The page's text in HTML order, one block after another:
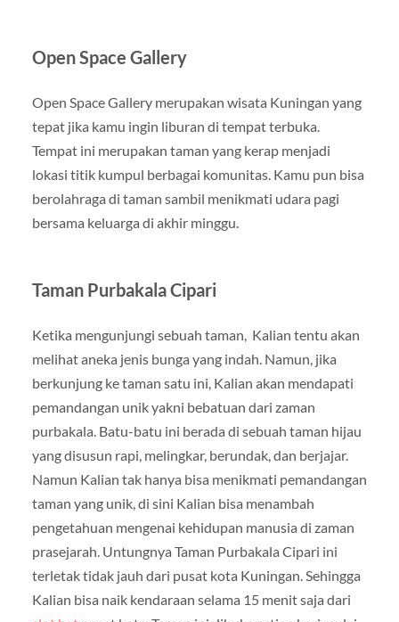
Open Space Gallery
Open Space Gallery merupakan wisata Kuningan yang
tepat jika kamu ingin liburan di tempat terbuka.
Tempat ini merupakan taman yang kerap menjadi
lokasi titik kumpul berbagai komunitas. Kamu pun bisa
berolahraga di taman sambil menikmati udara pagi
bersama keluarga di akhir minggu.
Taman Purbakala Cipari
Ketika mengunjungi sebuah taman, Kalian tentu akan
melihat aneka jenis bunga yang indah. Namun, jika
berkunjung ke taman satu ini, Kalian akan mendapati
pemandangan unik yakni bebatuan dari zaman
purbakala. Batu-batu ini berada di sebuah taman hijau
yang disusun rapi, melingkar, berundak, dan berjajar.
Namun Kalian tak hanya bisa menikmati pemandangan
taman yang unik, di sini Kalian bisa menambah
pengetahuan mengenai kehidupan manusia di zaman
prasejarah. Untungnya Taman Purbakala Cipari ini
terletak tidak jauh dari pusat kota Kuningan. Sehingga
Kalian bisa naik kendaraan selama 15 menit saja dari